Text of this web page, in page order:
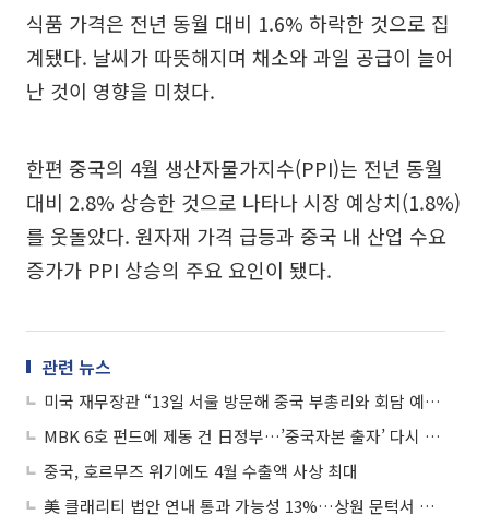
식품 가격은 전년 동월 대비 1.6% 하락한 것으로 집
계됐다. 날씨가 따뜻해지며 채소와 과일 공급이 늘어
난 것이 영향을 미쳤다.
한편 중국의 4월 생산자물가지수(PPI)는 전년 동월
대비 2.8% 상승한 것으로 나타나 시장 예상치(1.8%)
를 웃돌았다. 원자재 가격 급등과 중국 내 산업 수요
증가가 PPI 상승의 주요 요인이 됐다.
관련 뉴스
미국 재무장관 “13일 서울 방문해 중국 부총리와 회담 예정”
MBK 6호 펀드에 제동 건 日정부…’중국자본 출자’ 다시 회자
중국, 호르무즈 위기에도 4월 수출액 사상 최대
美 클래리티 법안 연내 통과 가능성 13%…상원 문턱서 제동